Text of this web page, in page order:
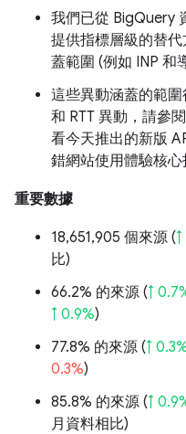
我們已從 BigQuery
提供指標層級的替
蓋範圍 (例如 INP 和
這些異動涵蓋的範
和 RTT 異動，請參閱
看今天推出的新版
錯網站使用體驗核心
重要數據
18,651,905 個來源 (
比)
66.2% 的來源 (↑
↑ 0.9%)
77.8% 的來源 (↑
0.3%)
85.8% 的來源 (↑
月資料相比)